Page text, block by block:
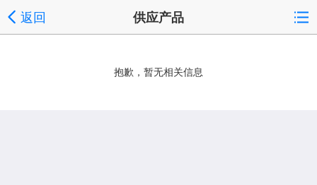
返回 供应产品
抱歉，暂无相关信息